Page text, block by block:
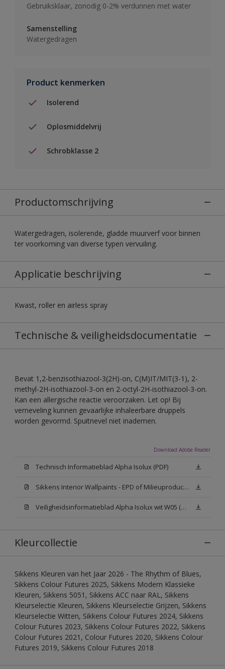
Gebruiksklaar, zonodig 0-2% verdunnen met water
Samenstelling
Watergedragen
Product kenmerken
Isolerend
Oplosmiddelvrij
Schrobklasse 2
Productomschrijving
Watergedragen, isolerende, gladde muurverf voor binnen
ter voorkoming van diverse typen vervuiling.
Applicatie beschrijving
Kwast, roller en airless spray
Technische & veiligheidsdocumentatie
Bevat 1,2-benzisothiazool-3(2H)-on, C(M)IT/MIT(3-1), 2-
methyl-2H-isothiazool-3-on en 2-octyl-2H-isothiazool-3-on.
Kan een allergische reactie veroorzaken. Let op! Bij
verneveling kunnen gevaarlijke inhaleerbare druppels
worden gevormd. Spuitnevel niet inademen.
Download Adobe Reader
Technisch Informatieblad Alpha Isolux (PDF)
Sikkens Interior Wallpaints - EPD of Milieuproductverklaring
Veiligheidsinformatieblad Alpha Isolux wit W05 (SDS)
Kleurcollectie
Sikkens Kleuren van het Jaar 2026 - The Rhythm of Blues,
Sikkens Colour Futures 2025, Sikkens Modern Klassieke
Kleuren, Sikkens 5051, Sikkens ACC naar RAL, Sikkens
Kleurselectie Kleuren, Sikkens Kleurselectie Grijzen, Sikkens
Kleurselectie Witten, Sikkens Colour Futures 2024, Sikkens
Colour Futures 2023, Sikkens Colour Futures 2022, Sikkens
Colour Futures 2021, Colour Futures 2020, Sikkens Colour
Futures 2019, Sikkens Colour Futures 2018